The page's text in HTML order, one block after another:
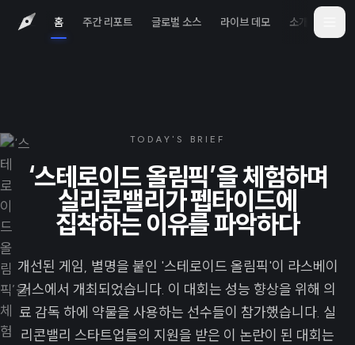
홈 주간 리포트 글로벌 소스 라이브 데모 소개
TODAY'S BRIEF
‘스테로이드 올림픽’을 체험하며
실리콘밸리가 펩타이드에
집착하는 이유를 파악하다
개선된 게임, 별명을 붙인 '스테로이드 올림픽'이 라스베이
거스에서 개최되었습니다. 이 대회는 성능 향상을 위해 의
료 감독 하에 약물을 사용하는 선수들이 참가했습니다. 실
리콘밸리 스타트업들의 지원을 받은 이 논란이 된 대회는